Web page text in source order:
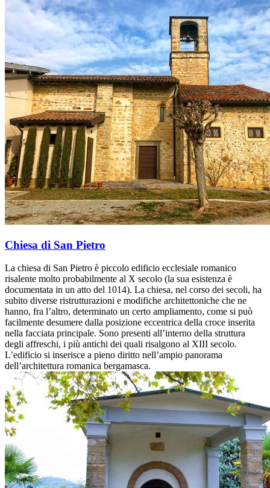
Chiesa di San Pietro
La chiesa di San Pietro è piccolo edificio ecclesiale romanico
risalente molto probabilmente al X secolo (la sua esistenza è
documentata in un atto del 1014). La chiesa, nel corso dei secoli, ha
subito diverse ristrutturazioni e modifiche architettoniche che ne
hanno, fra l’altro, determinato un certo ampliamento, come si può
facilmente desumere dalla posizione eccentrica della croce inserita
nella facciata principale. Sono presenti all’interno della struttura
degli affreschi, i più antichi dei quali risalgono al XIII secolo.
L’edificio si inserisce a pieno diritto nell’ampio panorama
dell’architettura romanica bergamasca.